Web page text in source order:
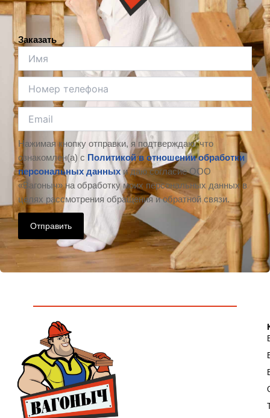
Заказать
Нажимая кнопку отправки, я подтверждаю, что
ознакомлен(а) с Политикой в отношении обработки
персональных данныхи даю согласие ООО
«Вагоныч» на обработку моих персональных данных в
целях рассмотрения обращения и обратной связи.
Отправить